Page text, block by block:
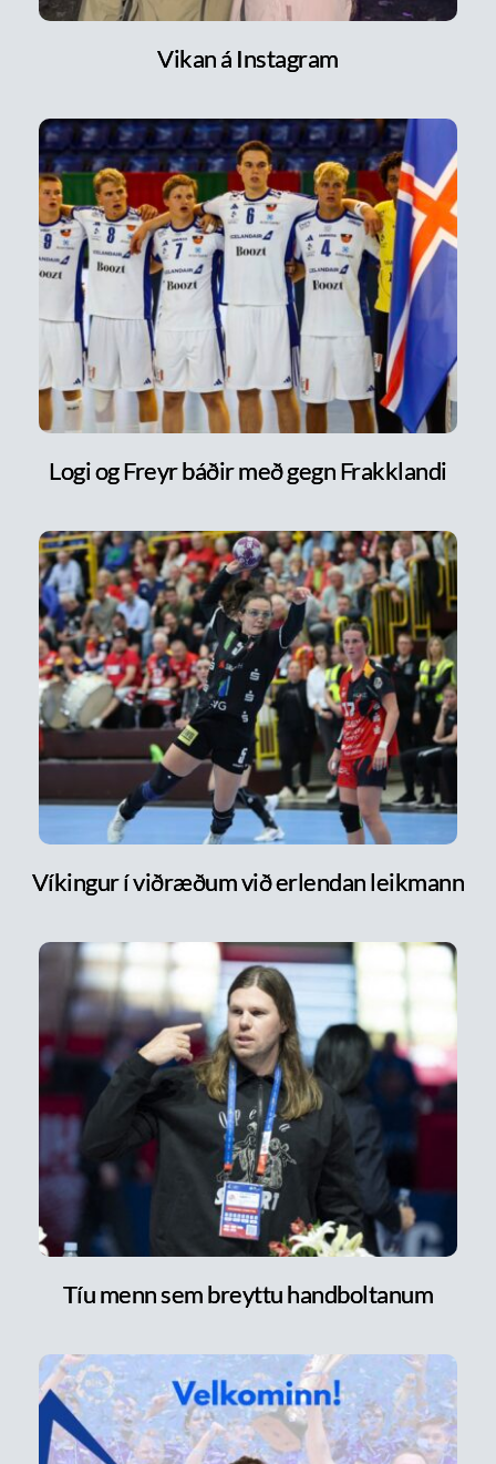
Vikan á Instagram
Logi og Freyr báðir með gegn Frakklandi
Víkingur í viðræðum við erlendan leikmann
Tíu menn sem breyttu handboltanum